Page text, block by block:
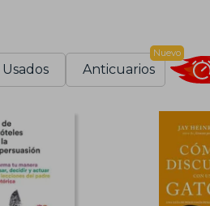
Usados Anticuarios
Nuevo